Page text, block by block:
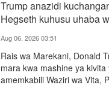
Trump anazidi
Hegseth kuhusu uhaba
Aug 06, 2026 03:51
Rais wa Marekani, Donald
mara kwa mashine ya
amemkabili Waziri wa Vita,